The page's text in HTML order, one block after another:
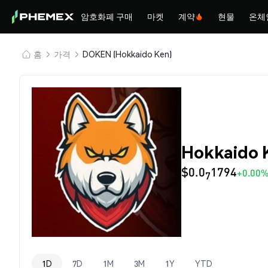
암호화폐 구매 마켓 계약 현물 온체
홈 가격 DOKEN (Hokkaido Ken)
Hokkaido
$0.071794+0.00%
1D 7D 1M 3M 1Y YTD